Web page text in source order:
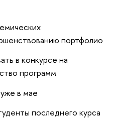
портфолио
в конкурсе на
программ
в мае
последнего курса